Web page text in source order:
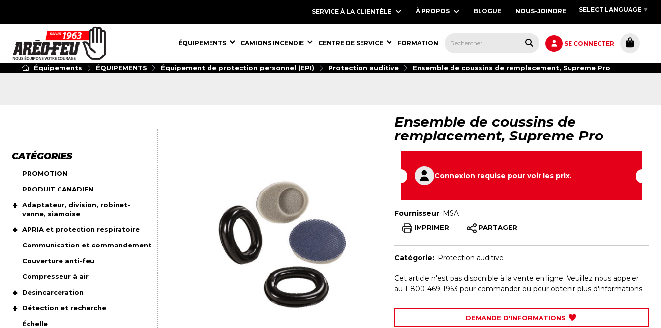
SERVICE À LA CLIENTÈLE À PROPOS BLOGUE NOUS-JOINDRE SELECT LANGUAGE ▼
SE CONNECTER
ÉQUIPEMENTS,
ÉQUIPEMENTS ÉQUIPEMENTS,
CAMIONS INCENDIE ÉQUIPEMENTS,
CENTRE DE SERVICE ÉQUIPEMENTS,
FORMATION
Équipements ÉQUIPEMENTS Équipement de protection personnel (EPI) Protection auditive Ensemble de coussins de remplacement, Supreme Pro
CATÉGORIES
PROMOTION
PRODUIT CANADIEN
Adaptateur, division, robinet-
vanne, siamoise
APRIA et protection respiratoire
Communication et commandement
Couverture anti-feu
Compresseur à air
Désincarcération
Détection et recherche
Échelle
Ensemble de coussins de
remplacement, Supreme Pro
Connexion requise pour voir les prix.
Fournisseur: MSA
IMPRIMER PARTAGER
Catégorie: Protection auditive
Cet article n'est pas disponible à la vente en ligne. Veuillez nous appeler
au 1-800-469-1963 pour commander ou pour obtenir plus d'informations.
DEMANDE D'INFORMATIONS